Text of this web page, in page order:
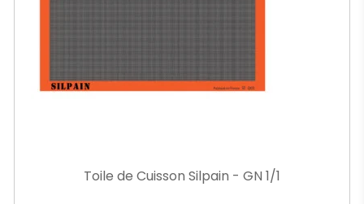
Toile de Cuisson Silpain - GN 1/1